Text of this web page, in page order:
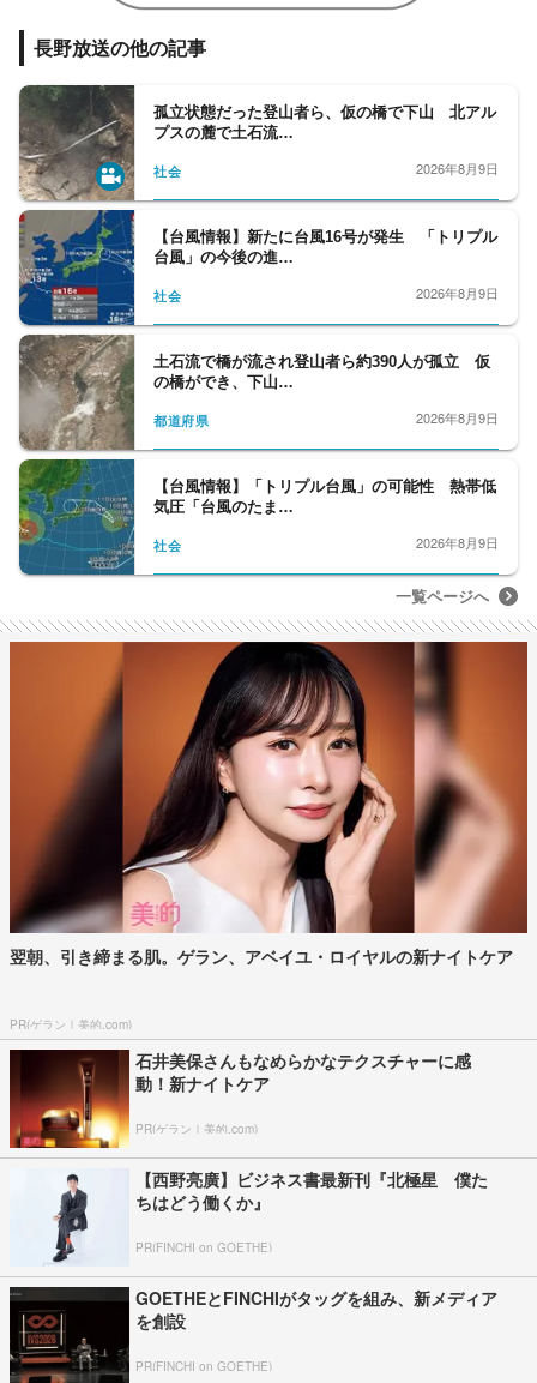
長野放送の他の記事
孤立状態だった登山者ら、仮の橋で下山 北アル
プスの麓で土石流…
社会 2026年8月9日
【台風情報】新たに台風16号が発生 「トリプル
台風」の今後の進…
社会 2026年8月9日
土石流で橋が流され登山者ら約390人が孤立 仮
の橋ができ、下山…
都道府県 2026年8月9日
【台風情報】「トリプル台風」の可能性 熱帯低
気圧「台風のたま…
社会 2026年8月9日
一覧ページへ
翌朝、引き締まる肌。ゲラン、アベイユ・ロイヤルの新ナイトケア
PR(ゲラン｜美的.com)
石井美保さんもなめらかなテクスチャーに感
動！新ナイトケア
PR(ゲラン｜美的.com)
【西野亮廣】ビジネス書最新刊『北極星 僕た
ちはどう働くか』
PR(FINCHI on GOETHE)
GOETHEとFINCHIがタッグを組み、新メディア
を創設
PR(FINCHI on GOETHE)